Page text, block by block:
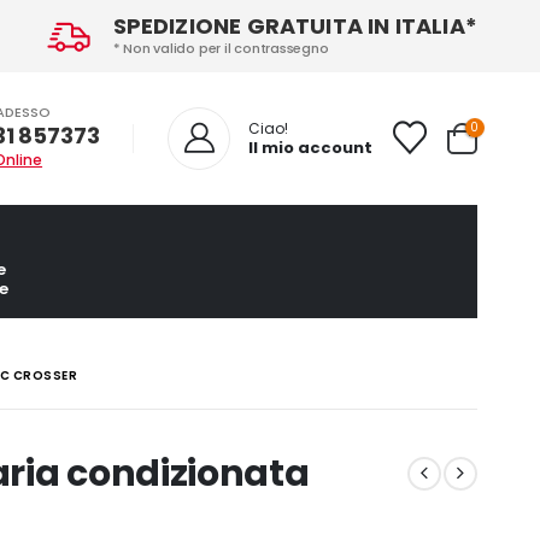
SPEDIZIONE GRATUITA IN ITALIA*
* Non valido per il contrassegno
857373 Ciao!
Il mio account
0
CROSSER
condizionata